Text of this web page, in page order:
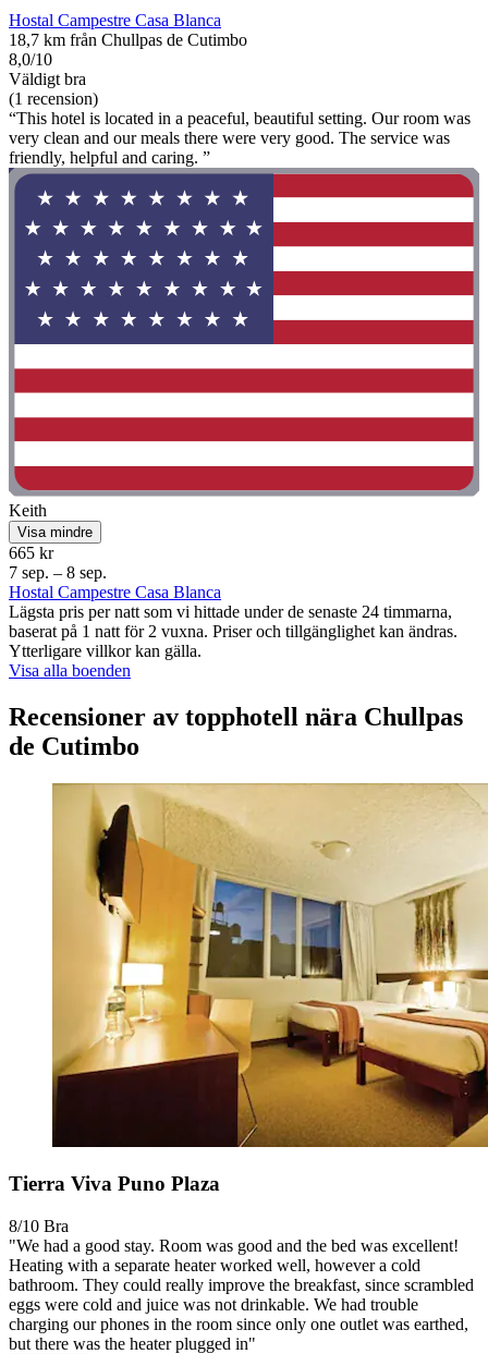
Hostal Campestre Casa Blanca
18,7 km från Chullpas de Cutimbo
8,0/10
Väldigt bra
(1 recension)
“This hotel is located in a peaceful, beautiful setting. Our room was
very clean and our meals there were very good. The service was
friendly, helpful and caring. ”
Keith
Visa mindre
665 kr
7 sep. – 8 sep.
Hostal Campestre Casa Blanca
Lägsta pris per natt som vi hittade under de senaste 24 timmarna,
baserat på 1 natt för 2 vuxna. Priser och tillgänglighet kan ändras.
Ytterligare villkor kan gälla.
Visa alla boenden
Recensioner av topphotell nära Chullpas
de Cutimbo
Tierra Viva Puno Plaza
8/10 Bra
"We had a good stay. Room was good and the bed was excellent!
Heating with a separate heater worked well, however a cold
bathroom. They could really improve the breakfast, since scrambled
eggs were cold and juice was not drinkable. We had trouble
charging our phones in the room since only one outlet was earthed,
but there was the heater plugged in"